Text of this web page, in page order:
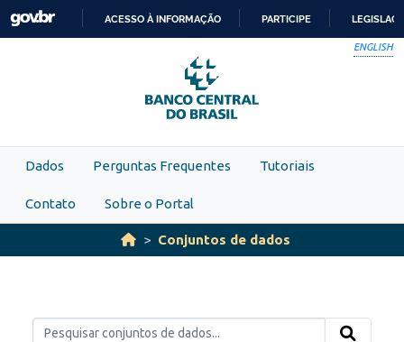
Skip to main content
PARA
O
CONTEÚDO
ACESSO À INFORMAÇÃO PARTICIPE
ENGLISH
Dados Perguntas Frequentes Tutoriais
Contato Sobre o Portal
Conjuntos de dados